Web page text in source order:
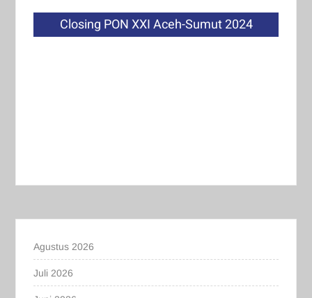
Closing PON XXI Aceh-Sumut 2024
Agustus 2026
Juli 2026